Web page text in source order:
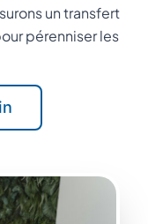
un transfert
pérenniser les